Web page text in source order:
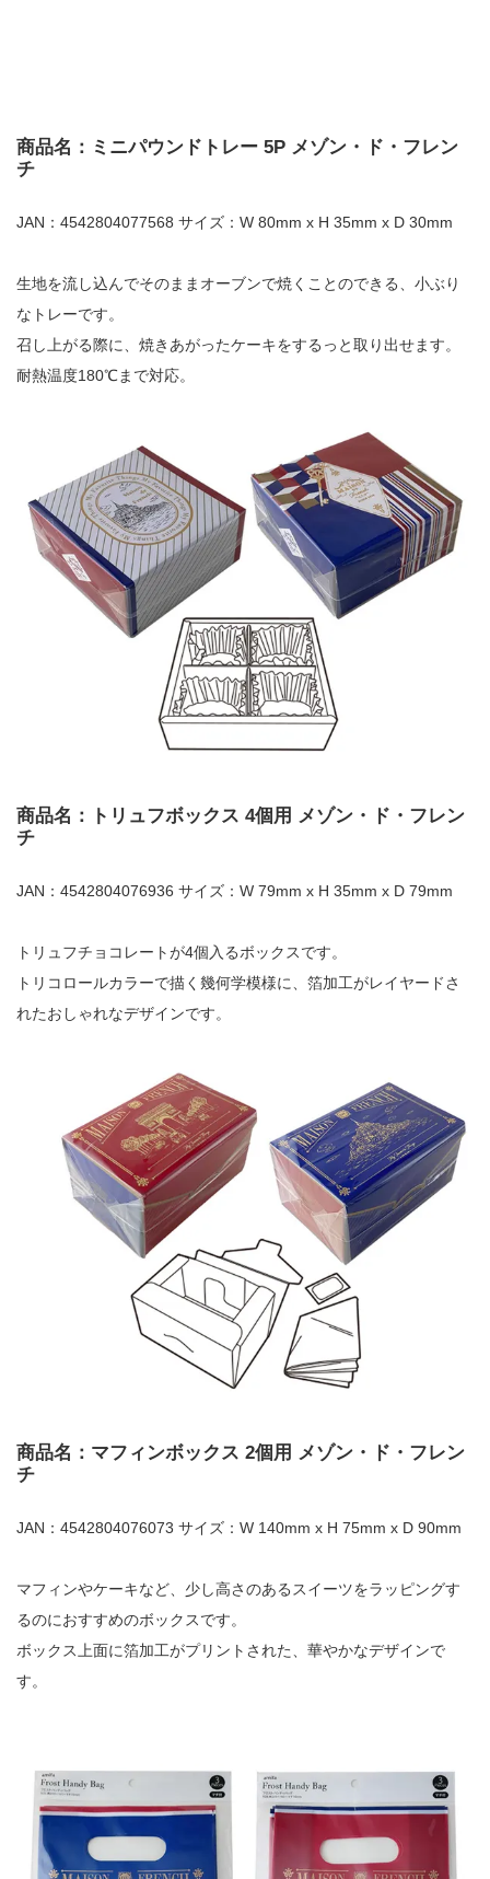
商品名：ミニパウンドトレー 5P メゾン・ド・フレン
チ
JAN：4542804077568 サイズ：W 80mm x H 35mm x D 30mm
生地を流し込んでそのままオーブンで焼くことのできる、小ぶり
なトレーです。
召し上がる際に、焼きあがったケーキをするっと取り出せます。
耐熱温度180℃まで対応。
商品名：トリュフボックス 4個用 メゾン・ド・フレン
チ
JAN：4542804076936 サイズ：W 79mm x H 35mm x D 79mm
トリュフチョコレートが4個入るボックスです。
トリコロールカラーで描く幾何学模様に、箔加工がレイヤードさ
れたおしゃれなデザインです。
商品名：マフィンボックス 2個用 メゾン・ド・フレン
チ
JAN：4542804076073 サイズ：W 140mm x H 75mm x D 90mm
マフィンやケーキなど、少し高さのあるスイーツをラッピングす
るのにおすすめのボックスです。
ボックス上面に箔加工がプリントされた、華やかなデザインで
す。